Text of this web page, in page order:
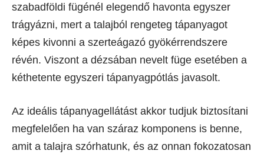
szabadföldi fügénél elegendő havonta egyszer
trágyázni, mert a talajból rengeteg tápanyagot
képes kivonni a szerteágazó gyökérrendszere
révén. Viszont a dézsában nevelt füge esetében a
kéthetente egyszeri tápanyagpótlás javasolt.
Az ideális tápanyagellátást akkor tudjuk biztosítani
megfelelően ha van száraz komponens is benne,
amit a talajra szórhatunk, és az onnan fokozatosan